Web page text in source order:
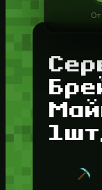
От